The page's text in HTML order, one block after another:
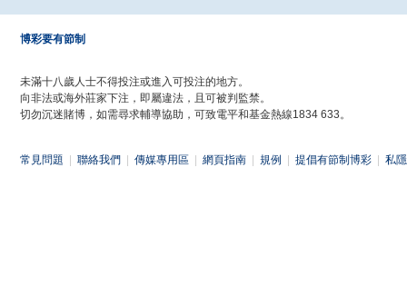
博彩要有節制
未滿十八歲人士不得投注或進入可投注的地方。
向非法或海外莊家下注，即屬違法，且可被判監禁。
切勿沉迷賭博，如需尋求輔導協助，可致電平和基金熱線1834 633。
常見問題 聯絡我們 傳媒專用區 網頁指南 規例 提倡有節制博彩 私